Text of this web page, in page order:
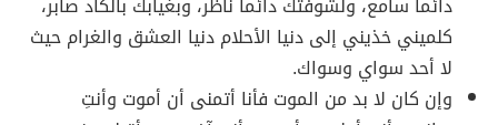
كلميني خذيني إلى دنيا الأحلام دنيا العشق والغرام حيث
لا أحد سواي وسواك.
وإن كان لا بد من الموت فأنا أتمنى أن أموت وأنتِ